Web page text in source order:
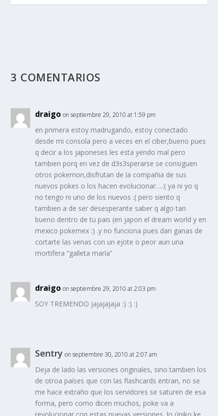
3 COMENTARIOS
draigo on septiembre 29, 2010 at 1:59 pm
en primera estoy madrugando, estoy conectado
desde mi consola pero a veces en el ciber,bueno pues
q decir a los japoneses les esta yendo mal pero
tambien porq en vez de d3s3sperarse se consiguen
otros pokemon,disfrutan de la compañia de sus
nuevos pokes o los hacen evolucionar….:( ya ni yo q
no tengo ni uno de los nuevos :( pero siento q
tambien a de ser desesperante saber q algo tan
bueno dentro de tu pais (en japon el dream world y en
mexico pokemex :) .y no funciona pues dan ganas de
cortarte las venas con un ejote o peor aun una
mortifera “galleta maría”
draigo on septiembre 29, 2010 at 2:03 pm
SOY TREMENDO jajajajaja :) :) :)
Sentry on septiembre 30, 2010 at 2:07 am
Deja de lado las versiones originales, sino tambien los
de otroa países que con las flashcards entran, no se
me hace extraño que los servidores se saturen de esa
forma, pero como dicen muchos, poke va a